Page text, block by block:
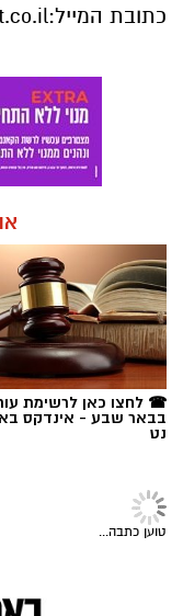
כתובת המייל:
☎ לחצו כאן לרשימת
בבאר שבע - אינדקס
נט
בריאות
אחרי
המחלקה